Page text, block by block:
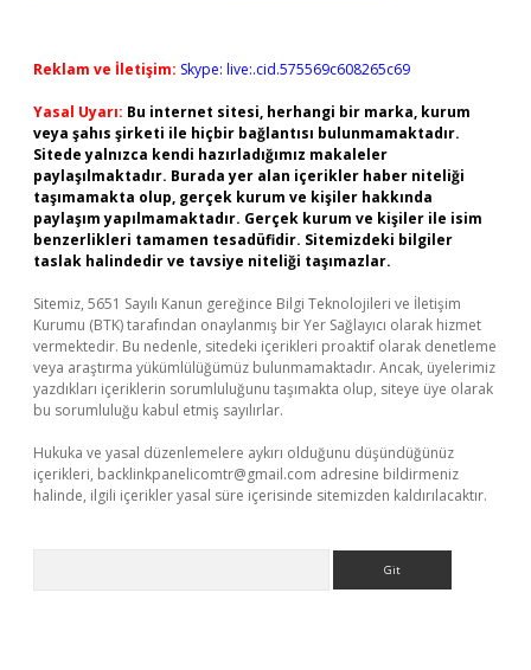
Reklam ve İletişim: Skype: live:.cid.575569c608265c69
Yasal Uyarı: Bu internet sitesi, herhangi bir marka, kurum
veya şahıs şirketi ile hiçbir bağlantısı bulunmamaktadır.
Sitede yalnızca kendi hazırladığımız makaleler
paylaşılmaktadır. Burada yer alan içerikler haber niteliği
taşımamakta olup, gerçek kurum ve kişiler hakkında
paylaşım yapılmamaktadır. Gerçek kurum ve kişiler ile isim
benzerlikleri tamamen tesadüfidir. Sitemizdeki bilgiler
taslak halindedir ve tavsiye niteliği taşımazlar.
Sitemiz, 5651 Sayılı Kanun gereğince Bilgi Teknolojileri ve İletişim
Kurumu (BTK) tarafından onaylanmış bir Yer Sağlayıcı olarak hizmet
vermektedir. Bu nedenle, sitedeki içerikleri proaktif olarak denetleme
veya araştırma yükümlülüğümüz bulunmamaktadır. Ancak, üyelerimiz
yazdıkları içeriklerin sorumluluğunu taşımakta olup, siteye üye olarak
bu sorumluluğu kabul etmiş sayılırlar.
Hukuka ve yasal düzenlemelere aykırı olduğunu düşündüğünüz
içerikleri, backlinkpanelicomtr@gmail.com adresine bildirmeniz
halinde, ilgili içerikler yasal süre içerisinde sitemizden kaldırılacaktır.